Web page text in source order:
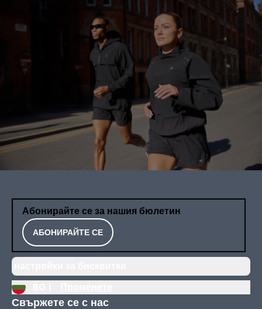
Абонирайте се за нашия бюлетин
АБОНИРАЙТЕ СЕ
Свържете се с нас